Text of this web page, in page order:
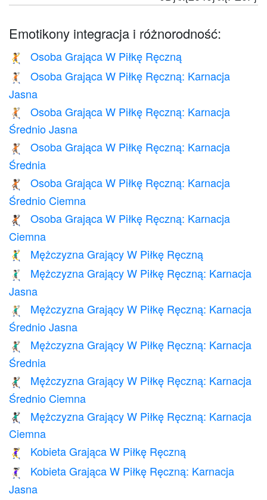
Emotikony integracja i różnorodność:
🤾 Osoba Grająca W Piłkę Ręczną
🤾🏻
Osoba Grająca W Piłkę Ręczną: Karnacja
Jasna
🤾🏼
Osoba Grająca W Piłkę Ręczną: Karnacja
Średnio Jasna
🤾🏽
Osoba Grająca W Piłkę Ręczną: Karnacja
Średnia
🤾🏾
Osoba Grająca W Piłkę Ręczną: Karnacja
Średnio Ciemna
🤾🏿
Osoba Grająca W Piłkę Ręczną: Karnacja
Ciemna
🤾‍♂️ Mężczyzna Grający W Piłkę Ręczną
🤾🏻‍♂️
Mężczyzna Grający W Piłkę Ręczną: Karnacja
Jasna
🤾🏼‍♂️
Mężczyzna Grający W Piłkę Ręczną: Karnacja
Średnio Jasna
🤾🏽‍♂️
Mężczyzna Grający W Piłkę Ręczną: Karnacja
Średnia
🤾🏾‍♂️
Mężczyzna Grający W Piłkę Ręczną: Karnacja
Średnio Ciemna
🤾🏿‍♂️
Mężczyzna Grający W Piłkę Ręczną: Karnacja
Ciemna
🤾‍♀️ Kobieta Grająca W Piłkę Ręczną
🤾🏻‍♀️
Kobieta Grająca W Piłkę Ręczną: Karnacja
Jasna